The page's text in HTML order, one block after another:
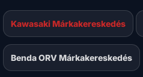
Kawasaki Márkakereskedés
Benda ORV Márkakereskedés